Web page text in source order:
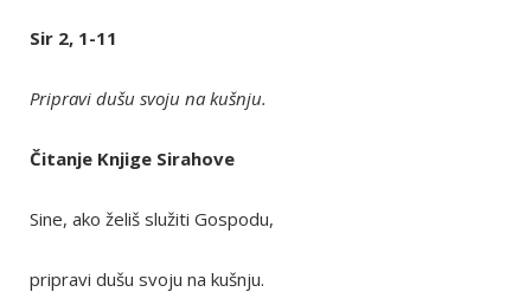
Sir 2, 1-11
Pripravi dušu svoju na kušnju.
Čitanje Knjige Sirahove
Sine, ako želiš služiti Gospodu,
pripravi dušu svoju na kušnju.